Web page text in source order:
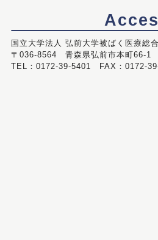
国立大学法人 弘前大学被ばく医療総
〒036-8564 青森県弘前市本町66-1
TEL：0172-39-5401 FAX：0172-